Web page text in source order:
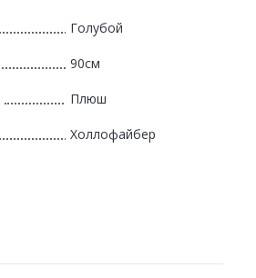
Голубой
90см
Плюш
Холлофайбер